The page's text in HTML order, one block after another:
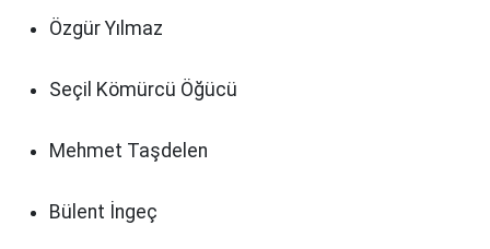
Özgür Yılmaz
Seçil Kömürcü Öğücü
Mehmet Taşdelen
Bülent İngeç